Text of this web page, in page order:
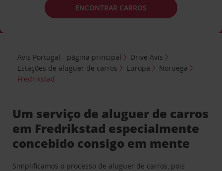
ENCONTRAR CARROS
Avis Portugal - página principal
Drive Avis
Estações de aluguer de carros
Europa
Noruega
Fredrikstad
Um serviço de aluguer de carros
em Fredrikstad especialmente
concebido consigo em mente
Simplificamos o processo de aluguer de carros, pois